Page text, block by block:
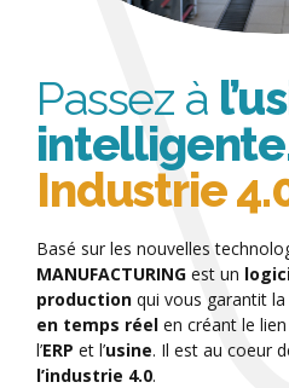
Passez à
Industrie
Basé sur les nouvelles
MANUFACTURING est un
production qui vous garantit
en temps réel en créant le
l’ERP et l’usine. Il est au coeur
l’industrie 4.0.